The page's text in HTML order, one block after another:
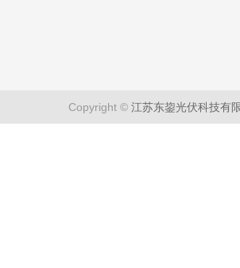
Copyright © 江苏东鋆光伏科技有